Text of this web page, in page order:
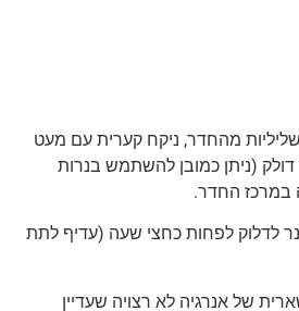
מהחדר, ניקח קערית עם מעט
(ניתן כמובן להשתמש בנרות
במרכז החדר.
לדלוק לפחות כחצי שעה (עדיף לתת
של אנרגיה לא רצויה שעדיין